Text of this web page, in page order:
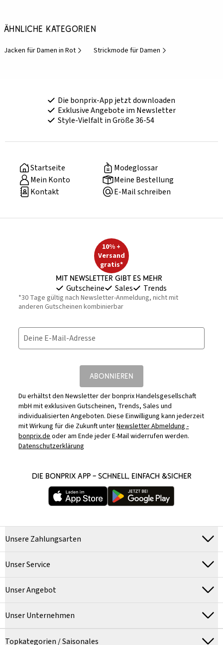
Ähnliche Kategorien
Jacken für Damen in Rot Strickmode für Damen
Die bonprix-App jetzt downloaden
Exklusive Angebote im Newsletter
Style-Vielfalt in Größe 36-54
Startseite
Modeglossar
Mein Konto
Meine Bestellung
Kontakt
E-Mail schreiben
10% +
Versand
gratis*
Mit Newsletter gibt es mehr
Gutscheine Sales Trends
*30 Tage gültig nach Newsletter-Anmeldung, nicht mit
anderen Gutscheinen kombinierbar
Deine E-Mail-Adresse
ABONNIEREN
Du erhältst den Newsletter der bonprix Handelsgesellschaft
mbH mit exklusiven Gutscheinen, Trends, Sales und
individualisierten Angeboten. Diese Einwilligung kann jederzeit
mit Wirkung für die Zukunft unterNewsletter Abmeldung -
bonprix.deoder am Ende jeder E-Mail widerrufen werden.
Datenschutzerklärung
DIE BONPRIX APP – SCHNELL, EINFACH &SICHER
Unsere Zahlungsarten
Unser Service
Unser Angebot
Unser Unternehmen
Topkategorien / Saisonales